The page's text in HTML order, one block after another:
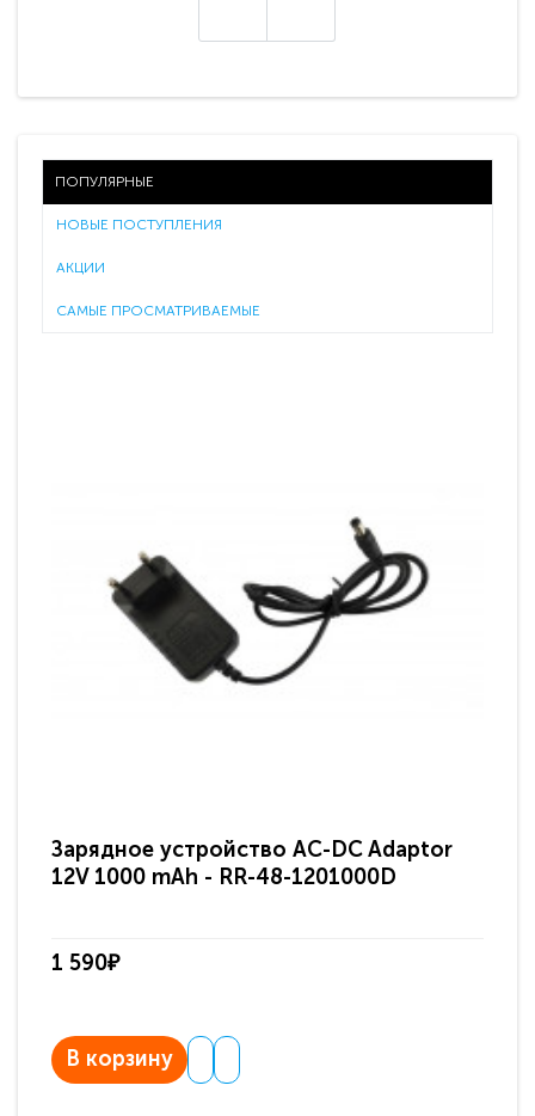
ПОПУЛЯРНЫЕ
НОВЫЕ ПОСТУПЛЕНИЯ
АКЦИИ
САМЫЕ ПРОСМАТРИВАЕМЫЕ
Зарядное устройство AC-DC Adaptor
12V 1000 mAh - RR-48-1201000D
1 590₽
В корзину